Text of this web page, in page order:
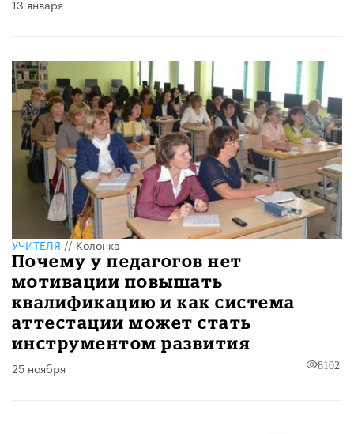
13 января
УЧИТЕЛЯ//Колонка
Почему у педагогов нет
мотивации повышать
квалификацию и как система
аттестации может стать
инструментом развития
25 ноября 8102